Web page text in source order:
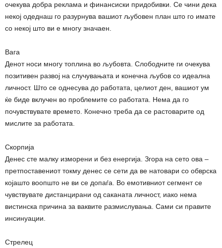
очекува добра реклама и финансиски придобивки. Се чини дека
некој одеднаш го разурнува вашиот љубовен план што го имате
со некој што ви е многу значаен.
Вага
Денот носи многу топлина во љубовта. Слободните ги очекува
позитивен развој на случувањата и конечна љубов со идеална
личност. Што се однесува до работата, целиот ден, вашиот ум
ќе биде вклучен во проблемите со работата. Нема да го
почувствувате времето. Конечно треба да се растоварите од
мислите за работата.
Скорпија
Денес сте малку изморени и без енергија. Згора на сето ова –
претпоставениот токму денес се сети да ве натовари со обврска
којашто воопшто не ви се допаѓа. Во емотивниот сегмент се
чувствувате дистанцирани од саканата личност, иако нема
вистинска причина за ваквите размислувања. Сами си правите
инсинуации.
Стрелец